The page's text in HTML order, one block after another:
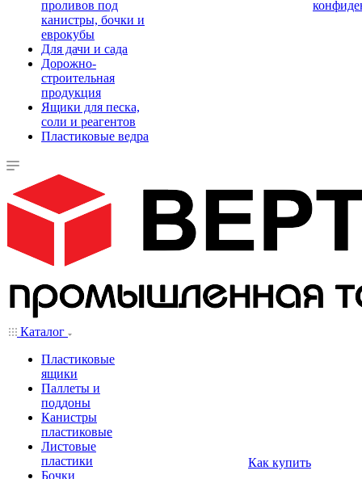
проливов под
канистры, бочки и
еврокубы
Для дачи и сада
Дорожно-
строительная
продукция
Ящики для песка,
соли и реагентов
Пластиковые ведра
Каталог
Пластиковые
ящики
Паллеты и
поддоны
Канистры
пластиковые
Листовые
пластики
Бочки
Как купить